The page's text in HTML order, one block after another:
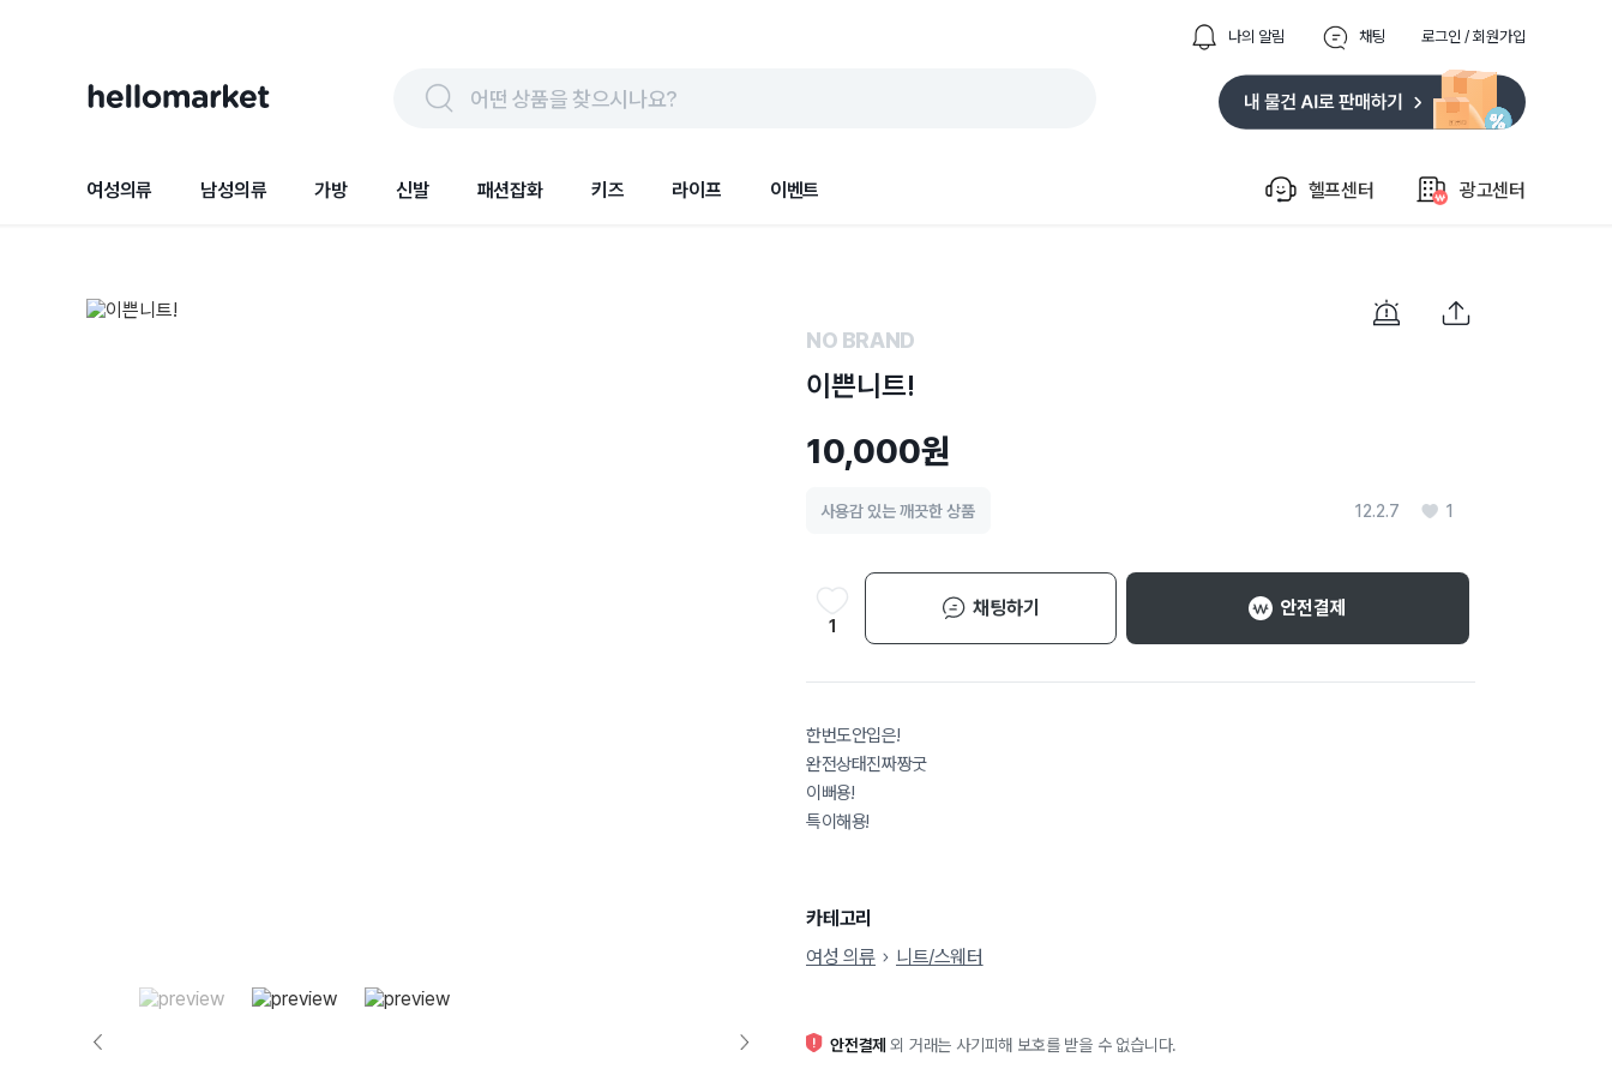
나의 알림 채팅 로그인 / 회원가입
어떤 상품을 찾으시나요?
여성의류 남성의류 가방 신발 패션잡화 키즈 라이프 이벤트 헬프센터 광고센터
NO BRAND
이쁜니트!
10,000원
12.2.7 1
사용감 있는 깨끗한 상품
1
채팅하기 안전결제
한번도안입은!
완전상태진짜짱굿
이뻐용!
특이해용!
카테고리
여성 의류
니트/스웨터
안전결제 외 거래는 사기피해 보호를 받을 수 없습니다.